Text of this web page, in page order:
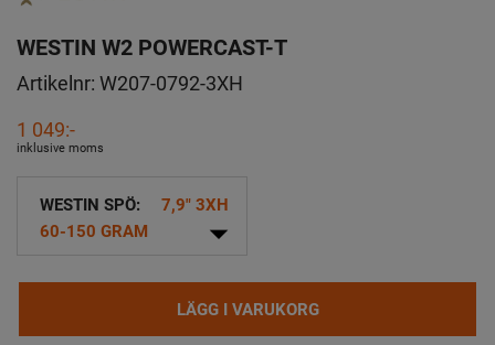
WESTIN W2 POWERCAST-T
Artikelnr: W207-0792-3XH
1 049:-
inklusive moms
WESTIN SPÖ:
7,9" 3XH
60-150 GRAM
arrow_drop_down
LÄGG I VARUKORG